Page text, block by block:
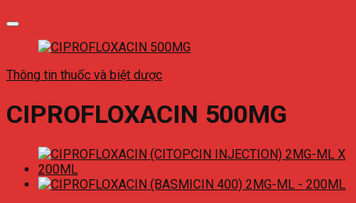
Thông tin thuốc và biệt dược
CIPROFLOXACIN 500MG